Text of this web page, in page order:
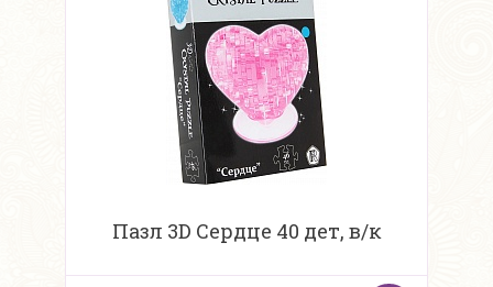
Пазл 3D Сердце 40 дет, в/к